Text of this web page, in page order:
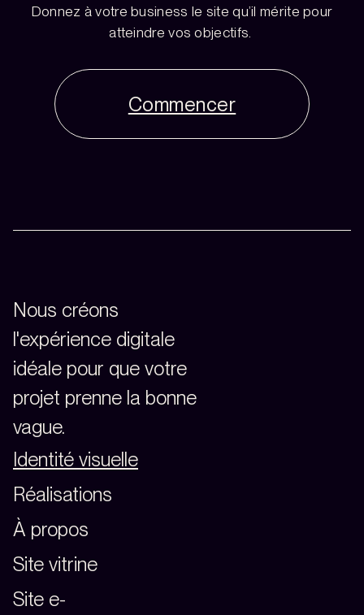
Donnez à votre business le site qu’il mérite pour
atteindre vos objectifs.
Commencer
Nous créons
l'expérience digitale
idéale pour que votre
projet prenne la bonne
vague.
Identité visuelle
Réalisations
À propos
Site vitrine
Site e-